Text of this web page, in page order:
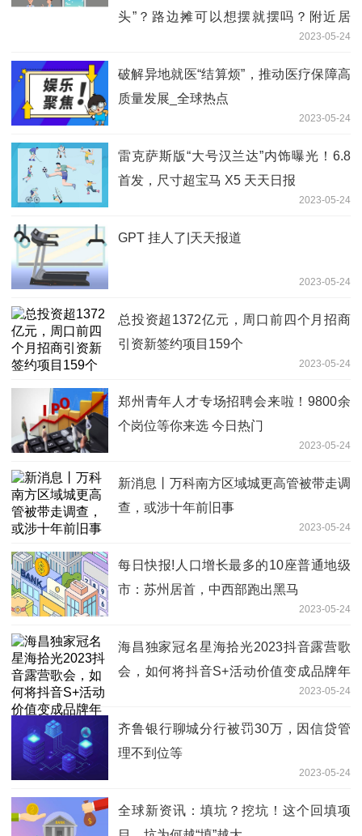
头”？路边摊可以想摆就摆吗？附近居
2023-05-24
破解异地就医“结算烦”，推动医疗保障高
质量发展_全球热点
2023-05-24
雷克萨斯版“大号汉兰达”内饰曝光！6.8
首发，尺寸超宝马 X5 天天日报
2023-05-24
GPT 挂人了|天天报道
2023-05-24
总投资超1372亿元，周口前四个月招商
引资新签约项目159个
2023-05-24
郑州青年人才专场招聘会来啦！9800余
个岗位等你来选 今日热门
2023-05-24
新消息丨万科南方区域城更高管被带走调
查，或涉十年前旧事
2023-05-24
每日快报!人口增长最多的10座普通地级
市：苏州居首，中西部跑出黑马
2023-05-24
海昌独家冠名星海拾光2023抖音露营歌
会，如何将抖音S+活动价值变成品牌年
2023-05-24
齐鲁银行聊城分行被罚30万，因信贷管
理不到位等
2023-05-24
全球新资讯：填坑？挖坑！这个回填项